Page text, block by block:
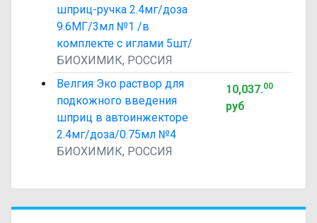
шприц-ручка 2.4мг/доза
9.6МГ/3мл №1 /в
комплекте с иглами 5шт/
БИОХИМИК, РОССИЯ
Велгия Эко раствор для
подкожного введения
шприц в автоинжекторе
2.4мг/доза/0.75мл №4
БИОХИМИК, РОССИЯ
10,037.00
руб